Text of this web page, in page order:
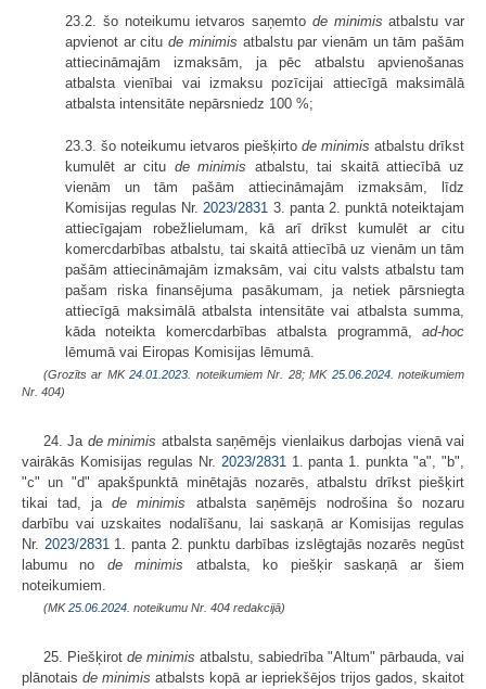
23.2. šo noteikumu ietvaros saņemto de minimis atbalstu var
apvienot ar citude minimis atbalstu par vienām un tām pašām
attiecināmajām izmaksām, ja pēc atbalstu apvienošanas
atbalsta vienībai vai izmaksu pozīcijai attiecīgā maksimālā
atbalsta intensitāte nepārsniedz 100 %;
23.3. šo noteikumu ietvaros piešķirto de minimis atbalstu drīkst
kumulēt ar citu de minimis atbalstu, tai skaitā attiecībā uz
vienām un tām pašām attiecināmajām izmaksām, līdz
Komisijas regulas Nr.2023/2831 3. panta 2. punktā noteiktajam
attiecīgajam robežlielumam, kā arī drīkst kumulēt ar citu
komercdarbības atbalstu, tai skaitā attiecībā uz vienām un tām
pašām attiecināmajām izmaksām, vai citu valsts atbalstu tam
pašam riska finansējuma pasākumam, ja netiek pārsniegta
attiecīgā maksimālā atbalsta intensitāte vai atbalsta summa,
kāda noteikta komercdarbības atbalsta programmā, ad-hoc
lēmumā vai Eiropas Komisijas lēmumā.
(Grozīts ar MK24.01.2023. noteikumiem Nr. 28; MK 25.06.2024. noteikumiem
Nr. 404)
24. Ja de minimis atbalsta saņēmējs vienlaikus darbojas vienā vai
vairākās Komisijas regulas Nr. 2023/28311. panta 1. punkta "a", "b",
"c" un "d" apakšpunktā minētajās nozarēs, atbalstu drīkst piešķirt
tikai tad, jade minimis atbalsta saņēmējs nodrošina šo nozaru
darbību vai uzskaites nodalīšanu, lai saskaņā ar Komisijas regulas
Nr. 2023/28311. panta 2. punktu darbības izslēgtajās nozarēs negūst
labumu no de minimis atbalsta, ko piešķir saskaņā ar šiem
noteikumiem.
(MK25.06.2024. noteikumu Nr. 404 redakcijā)
25. Piešķirot de minimis atbalstu, sabiedrība "Altum" pārbauda, vai
plānotaisde minimis atbalsts kopā ar iepriekšējos trijos gados, skaitot